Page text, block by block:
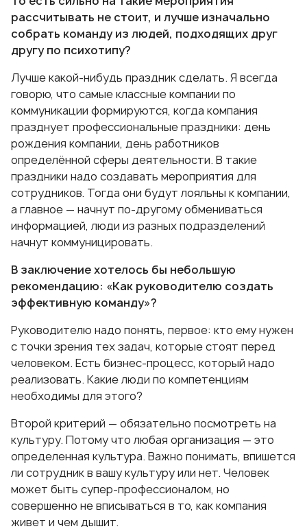
рассчитывать не стоит, и лучше изначально
собрать команду из людей, подходящих друг
другу по психотипу?
Лучше какой-нибудь праздник сделать. Я всегда
говорю, что самые классные компании по
коммуникации формируются, когда компания
празднует профессиональные праздники: день
рождения компании, день работников
определённой сферы деятельности. В такие
праздники надо создавать мероприятия для
сотрудников. Тогда они будут лояльны к компании,
а главное — начнут по-другому обмениваться
информацией, люди из разных подразделений
начнут коммуницировать.
В заключение хотелось бы небольшую
рекомендацию: «Как руководителю создать
эффективную команду»?
Руководителю надо понять, первое: кто ему нужен
с точки зрения тех задач, которые стоят перед
человеком. Есть бизнес-процесс, который надо
реализовать. Какие люди по компетенциям
необходимы для этого?
Второй критерий — обязательно посмотреть на
культуру. Потому что любая организация — это
определенная культура. Важно понимать, впишется
ли сотрудник в вашу культуру или нет. Человек
может быть супер-профессионалом, но
совершенно не вписываться в то, как компания
живет и чем дышит.